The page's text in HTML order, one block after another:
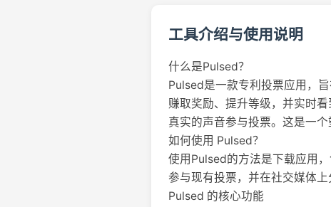
工具介绍与使用说明
什么是Pulsed？
Pulsed是一款专利投票应用，
赚取奖励、提升等级，并实时
真实的声音参与投票。这是一
如何使用 Pulsed？
使用Pulsed的方法是下载应用
参与现有投票，并在社交媒体上
Pulsed 的核心功能